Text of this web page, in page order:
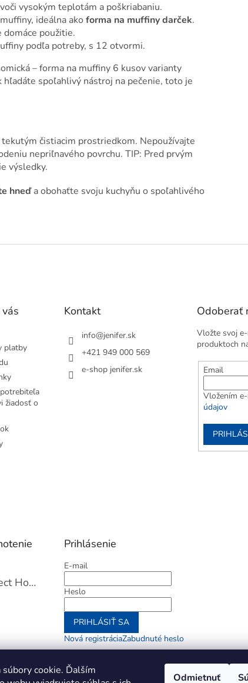
cookie. Ďalším
Odmietnuť
vysokým teplotám a poškriabaniu.
ideálna ako forma na muffiny darček.
domáce použitie.
podľa potreby, s 12 otvormi.
– forma na muffiny 6 kusov varianty
spoľahlivý nástroj na pečenie, toto je
čistiacim prostriedkom. Nepoužívajte
nepriľnavého povrchu. TIP: Pred prvým
výsledky.
hneďa obohaťte svoju kuchyňu o spoľahlivého
platby
žiadosť o
Kontakt
info@jenifer.sk
+421 949 000 569
e-shop jenifer.sk
Odoberať
Vložte svoj
produktoch
Email
Vložením
údajov
Perfect Home Tĺčik na mäso so sekáčikom, 56893
produktu je 5 z 5 hviezdičiek.
Prihlásenie
E-mail
Heslo
PRIHLÁSIŤ SA
Nová registráciaZabudnuté heslo
alebo